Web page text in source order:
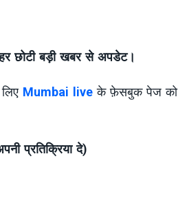
छोटी बड़ी खबर से अपडेट।
Mumbai liveके फ़ेसबुक पेज को
प्रतिक्रिया दे)